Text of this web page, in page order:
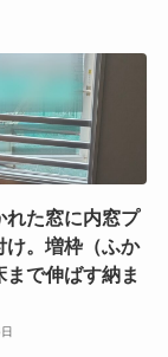
れた窓に内窓プ
け。増枠（ふか
まで伸ばす納ま